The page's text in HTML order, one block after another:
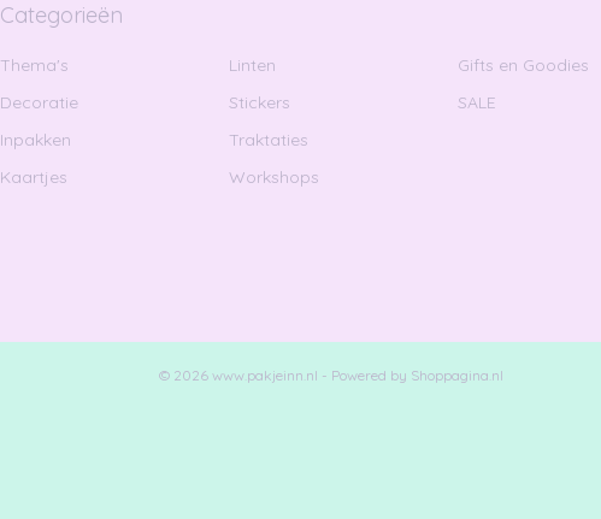
Categorieën
Thema's
Decoratie
Inpakken
Kaartjes
Linten
Stickers
Traktaties
Workshops
Gifts en Goodies
SALE
© 2026 www.pakjeinn.nl - Powered by Shoppagina.nl